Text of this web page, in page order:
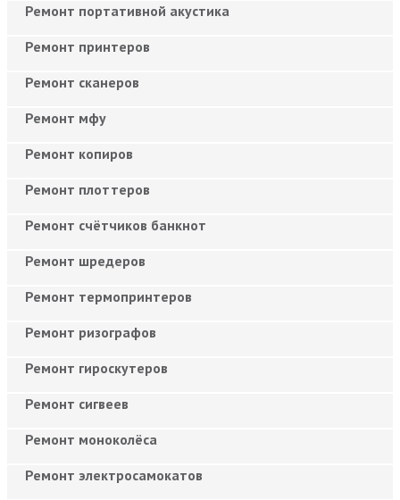
Ремонт портативной акустика
Ремонт принтеров
Ремонт сканеров
Ремонт мфу
Ремонт копиров
Ремонт плоттеров
Ремонт счётчиков банкнот
Ремонт шредеров
Ремонт термопринтеров
Ремонт ризографов
Ремонт гироскутеров
Ремонт сигвеев
Ремонт моноколёса
Ремонт электросамокатов